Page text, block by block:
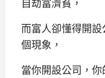
而富人卻懂得開
個現象，
當你開設公司，